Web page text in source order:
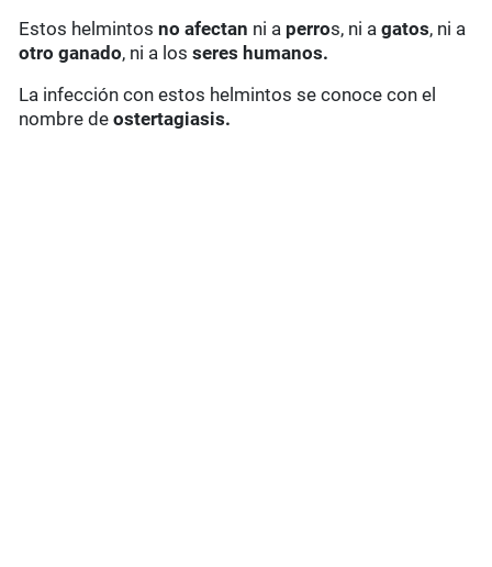
Estos helmintosno afectan ni a perros, ni agatos, ni a
otro ganado, ni a losseres humanos.
La infección con estos helmintos se conoce con el
nombre deostertagiasis.